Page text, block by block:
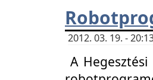
2012. 03. 19. -
A